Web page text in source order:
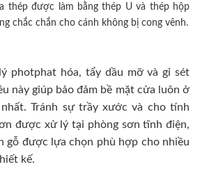
thép được làm bằng thép U và thép hộp
chắc chắn cho cánh không bị cong vênh.
photphat hóa, tẩy dầu mỡ và gỉ sét
này giúp bảo đảm bề mặt cửa luôn ở
Tránh sự trầy xước và cho tính
được xử lý tại phòng sơn tĩnh điện,
gỗ được lựa chọn phù hợp cho nhiều
kế.